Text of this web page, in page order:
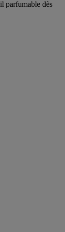
parfumable dès